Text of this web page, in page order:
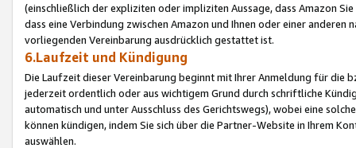
(einschließlich der expliziten oder impliziten Aussage, dass Amazon
dass eine Verbindung zwischen Amazon und Ihnen oder einer
vorliegenden Vereinbarung ausdrücklich gestattet ist.
6.Laufzeit und Kündigung
Die Laufzeit dieser Vereinbarung beginnt mit Ihrer Anmeldung für die
jederzeit ordentlich oder aus wichtigem Grund durch schriftliche
automatisch und unter Ausschluss des Gerichtswegs), wobei eine
können kündigen, indem Sie sich über die Partner-Website in Ihrem
auswählen.